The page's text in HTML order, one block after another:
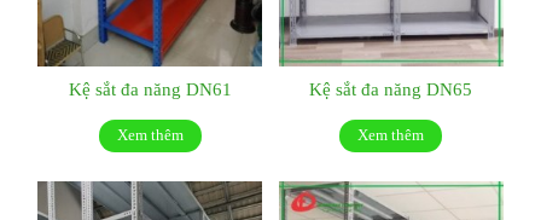
Kệ sắt đa năng DN61
Xem thêm
Kệ sắt đa năng DN65
Xem thêm